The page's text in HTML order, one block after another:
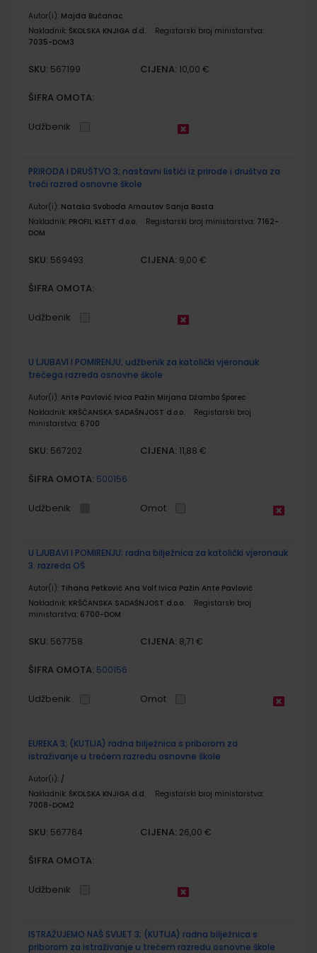
Autor(i): Majda Bučanac
Nakladnik: ŠKOLSKA KNJIGA d.d.
Registarski broj ministarstva:
7035-DOM3
SKU: 567199 CIJENA: 10,00 €
ŠIFRA OMOTA:
Udžbenik
PRIRODA I DRUŠTVO 3; nastavni listići iz prirode i društva za
treći razred osnovne škole
Autor(i): Nataša Svoboda Arnautov Sanja Basta
Nakladnik: PROFIL KLETT d.o.o. Registarski broj ministarstva: 7162-
DOM
SKU: 569493 CIJENA: 9,00 €
ŠIFRA OMOTA:
Udžbenik
U LJUBAVI I POMIRENJU; udžbenik za katolički vjeronauk
trećega razreda osnovne škole
Autor(i): Ante Pavlović Ivica Pažin Mirjana Džambo Šporec
Nakladnik: KRŠĆANSKA SADAŠNJOST d.o.o.
Registarski broj
ministarstva: 6700
SKU: 567202 CIJENA: 11,88 €
ŠIFRA OMOTA: 500156
Udžbenik Omot
U LJUBAVI I POMIRENJU; radna bilježnica za katolički vjeronauk
3. razreda OŠ
Autor(i): Tihana Petković Ana Volf Ivica Pažin Ante Pavlović
Nakladnik: KRŠĆANSKA SADAŠNJOST d.o.o.
Registarski broj
ministarstva: 6700-DOM
SKU: 567758 CIJENA: 8,71 €
ŠIFRA OMOTA: 500156
Udžbenik Omot
EUREKA 3; (KUTIJA) radna bilježnica s priborom za
istraživanje u trećem razredu osnovne škole
Autor(i): /
Nakladnik: ŠKOLSKA KNJIGA d.d.
Registarski broj ministarstva:
7008-DOM2
SKU: 567764 CIJENA: 26,00 €
ŠIFRA OMOTA:
Udžbenik
ISTRAŽUJEMO NAŠ SVIJET 3; (KUTIJA) radna bilježnica s
priborom za istraživanje u trećem razredu osnovne škole